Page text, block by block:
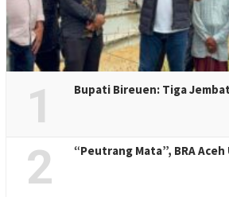
1 Bupati Bireuen: Tiga
2 “Peutrang Mata”, BRA